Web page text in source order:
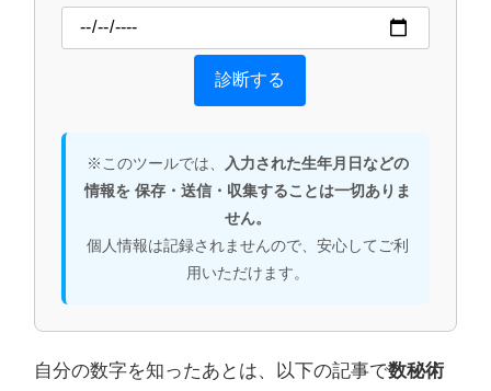
診断する
※このツールでは、
入力された生年月日などの
情報を 保存・送信・収集することは一切ありま
せん。
個人情報は記録されませんので、安心してご利
用いただけます。
自分の数字を知ったあとは、以下の記事で数秘術